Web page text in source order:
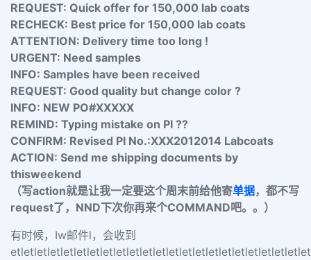
REQUEST: Quick offer for 150,000 lab coats
RECHECK: Best price for 150,000 lab coats
ATTENTION: Delivery time too long !
URGENT: Need samples
INFO: Samples have been received
REQUEST: Good quality but change color ?
INFO: NEW PO#XXXXX
REMIND: Typing mistake on PI ??
CONFIRM: Revised PI No.:XXX2012014 Labcoats
ACTION: Send me shipping documents by
thisweekend
（写action就是让我一定要这个周末前给他寄单据，都不写
request了，NND下次你再来个COMMAND吧。。）
有时候，Iw邮件l，会收到